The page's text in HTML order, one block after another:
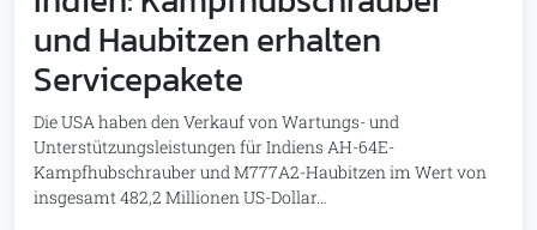
und Haubitzen erhalten
Servicepakete
Die USA haben den Verkauf von Wartungs- und
Unterstützungsleistungen für Indiens AH-64E-
Kampfhubschrauber und M777A2-Haubitzen im Wert von
insgesamt 482,2 Millionen US-Dollar…